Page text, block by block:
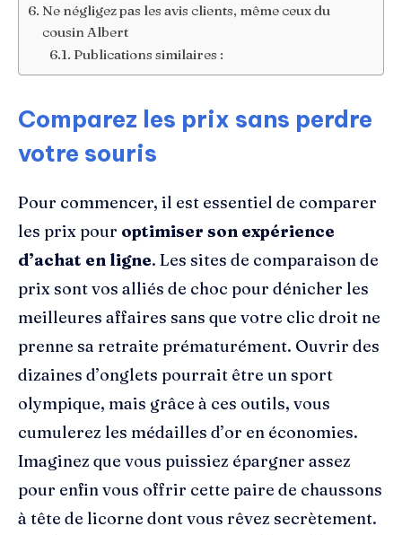
Ne négligez pas les avis clients, même ceux du
cousin Albert
Publications similaires :
Comparez les prix sans perdre
votre souris
Pour commencer, il est essentiel de comparer
les prix pour optimiser son expérience
d’achat en ligne. Les sites de comparaison de
prix sont vos alliés de choc pour dénicher les
meilleures affaires sans que votre clic droit ne
prenne sa retraite prématurément. Ouvrir des
dizaines d’onglets pourrait être un sport
olympique, mais grâce à ces outils, vous
cumulerez les médailles d’or en économies.
Imaginez que vous puissiez épargner assez
pour enfin vous offrir cette paire de chaussons
à tête de licorne dont vous rêvez secrètement.